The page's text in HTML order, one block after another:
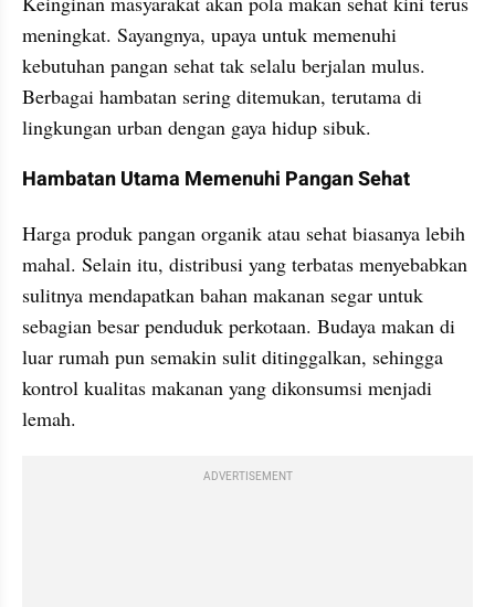
meningkat. Sayangnya, upaya untuk memenuhi
kebutuhan pangan sehat tak selalu berjalan mulus.
Berbagai hambatan sering ditemukan, terutama di
lingkungan urban dengan gaya hidup sibuk.
Hambatan Utama Memenuhi Pangan Sehat
Harga produk pangan organik atau sehat biasanya lebih
mahal. Selain itu, distribusi yang terbatas menyebabkan
sulitnya mendapatkan bahan makanan segar untuk
sebagian besar penduduk perkotaan. Budaya makan di
luar rumah pun semakin sulit ditinggalkan, sehingga
kontrol kualitas makanan yang dikonsumsi menjadi
lemah.
ADVERTISEMENT